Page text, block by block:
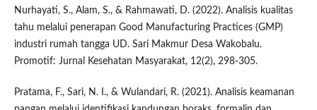
Nurhayati, S., Alam, S., & Rahmawati, D. (2022). Analisis kualitas
tahu melalui penerapan Good Manufacturing Practices (GMP)
industri rumah tangga UD. Sari Makmur Desa Wakobalu.
Promotif: Jurnal Kesehatan Masyarakat, 12(2), 298-305.
Pratama, F., Sari, N. I., & Wulandari, R. (2021). Analisis keamanan